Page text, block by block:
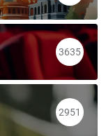
3635
2951